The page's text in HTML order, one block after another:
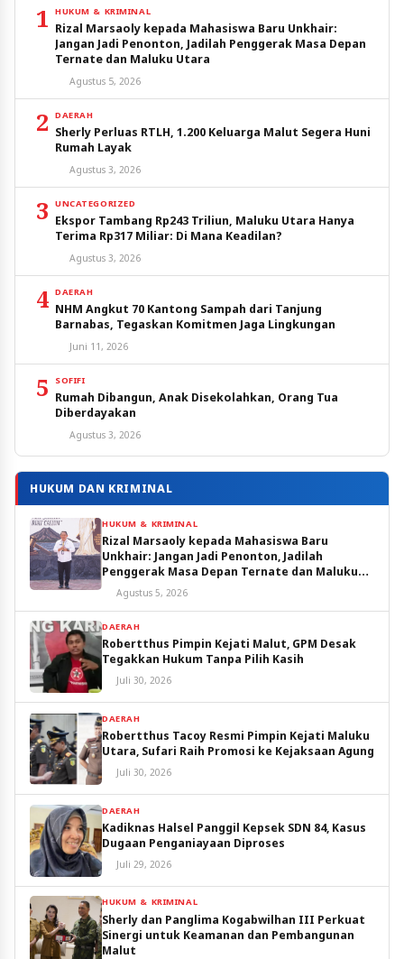
1 HUKUM & KRIMINAL
Rizal Marsaoly kepada Mahasiswa Baru Unkhair:
Jangan Jadi Penonton, Jadilah Penggerak Masa Depan
Ternate dan Maluku Utara
Agustus 5, 2026
2 DAERAH
Sherly Perluas RTLH, 1.200 Keluarga Malut Segera Huni
Rumah Layak
Agustus 3, 2026
3 UNCATEGORIZED
Ekspor Tambang Rp243 Triliun, Maluku Utara Hanya
Terima Rp317 Miliar: Di Mana Keadilan?
Agustus 3, 2026
4 DAERAH
NHM Angkut 70 Kantong Sampah dari Tanjung
Barnabas, Tegaskan Komitmen Jaga Lingkungan
Juni 11, 2026
5 SOFIFI
Rumah Dibangun, Anak Disekolahkan, Orang Tua
Diberdayakan
Agustus 3, 2026
HUKUM DAN KRIMINAL
HUKUM & KRIMINAL
Rizal Marsaoly kepada Mahasiswa Baru
Unkhair: Jangan Jadi Penonton, Jadilah
Penggerak Masa Depan Ternate dan Maluku
Utara
Agustus 5, 2026
DAERAH
Robertthus Pimpin Kejati Malut, GPM Desak
Tegakkan Hukum Tanpa Pilih Kasih
Juli 30, 2026
DAERAH
Robertthus Tacoy Resmi Pimpin Kejati Maluku
Utara, Sufari Raih Promosi ke Kejaksaan Agung
Juli 30, 2026
DAERAH
Kadiknas Halsel Panggil Kepsek SDN 84, Kasus
Dugaan Penganiayaan Diproses
Juli 29, 2026
HUKUM & KRIMINAL
Sherly dan Panglima Kogabwilhan III Perkuat
Sinergi untuk Keamanan dan Pembangunan
Malut